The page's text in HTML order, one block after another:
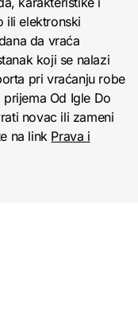
ili elektronski
da vraća
koji se nalazi
pri vraćanju robe
Od Igle Do
novac ili zameni
na link Prava i